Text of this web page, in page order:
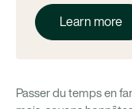
Passer du temps en
Learn more